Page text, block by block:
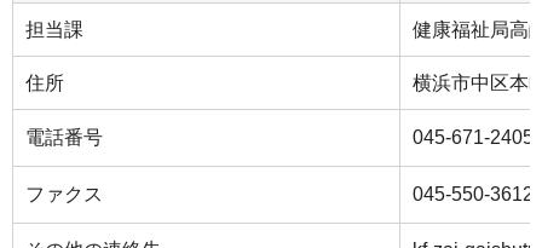
担当課 健康福祉局高
住所 横浜市中区本
電話番号 045-671-2405
ファクス 045-550-3612